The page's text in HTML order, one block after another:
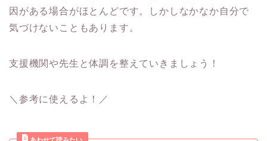
因がある場合がほとんどです。しかしなかなか自分で
気づけないこともあります。
支援機関や先生と体調を整えていきましょう！
＼参考に使えるよ！／